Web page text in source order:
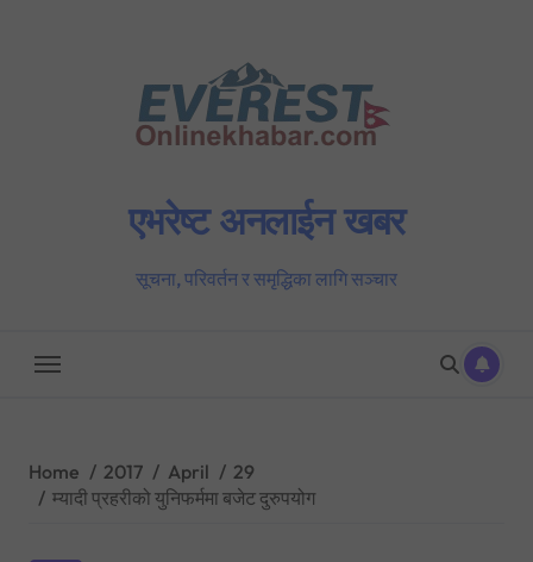
एभरेष्ट अनलाईन खबर
सूचना, परिवर्तन र समृद्धिका लागि सञ्चार
Home 2017 April
29
म्यादी प्रहरीको युनिफर्ममा बजेट दुरुपयोग